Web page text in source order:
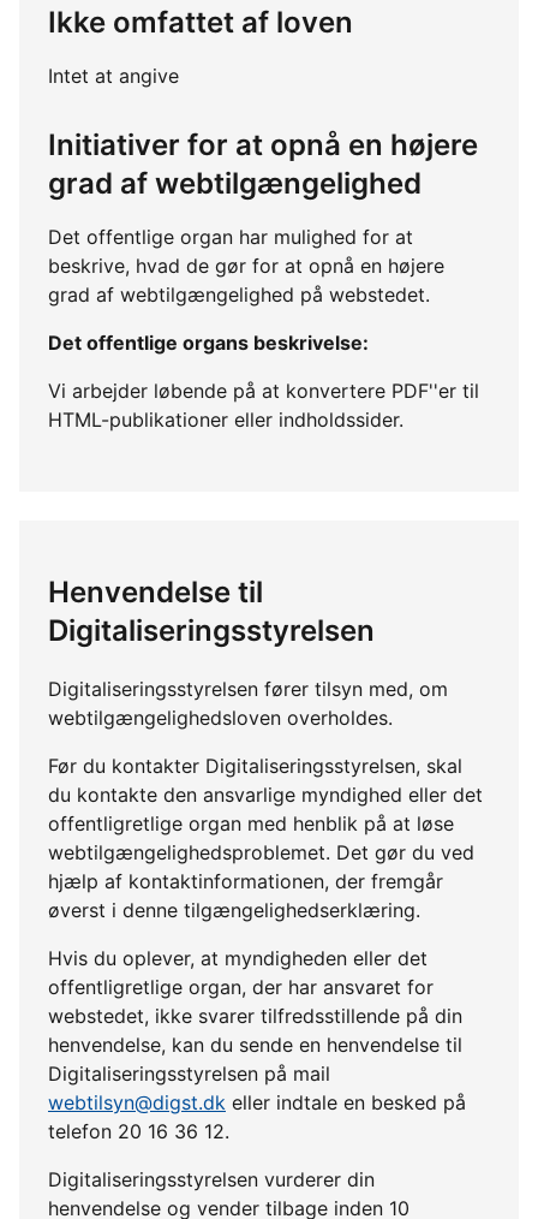
Ikke omfattet af loven
Intet at angive
Initiativer for at opnå en højere
grad af webtilgængelighed
Det offentlige organ har mulighed for at
beskrive, hvad de gør for at opnå en højere
grad af webtilgængelighed på webstedet.
Det offentlige organs beskrivelse:
Vi arbejder løbende på at konvertere PDF''er til
HTML-publikationer eller indholdssider.
Henvendelse til
Digitaliseringsstyrelsen
Digitaliseringsstyrelsen fører tilsyn med, om
webtilgængelighedsloven overholdes.
Før du kontakter Digitaliseringsstyrelsen, skal
du kontakte den ansvarlige myndighed eller det
offentligretlige organ med henblik på at løse
webtilgængelighedsproblemet. Det gør du ved
hjælp af kontaktinformationen, der fremgår
øverst i denne tilgængelighedserklæring.
Hvis du oplever, at myndigheden eller det
offentligretlige organ, der har ansvaret for
webstedet, ikke svarer tilfredsstillende på din
henvendelse, kan du sende en henvendelse til
Digitaliseringsstyrelsen på mail
webtilsyn@digst.dk eller indtale en besked på
telefon 20 16 36 12.
Digitaliseringsstyrelsen vurderer din
henvendelse og vender tilbage inden 10